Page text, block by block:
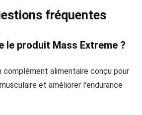
fréquentes
le produit Mass Extreme ?
complément alimentaire conçu pour
et améliorer l'endurance